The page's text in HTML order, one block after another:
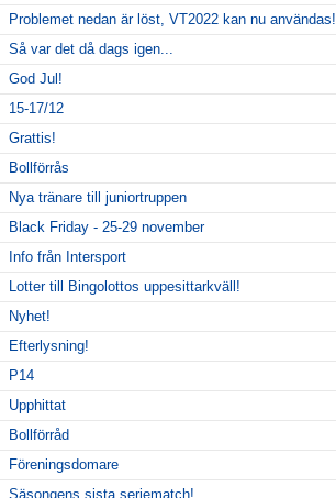
Problemet nedan är löst, VT2022 kan nu användas!
Så var det då dags igen...
God Jul!
15-17/12
Grattis!
Bollförrås
Nya tränare till juniortruppen
Black Friday - 25-29 november
Info från Intersport
Lotter till Bingolottos uppesittarkväll!
Nyhet!
Efterlysning!
P14
Upphittat
Bollförråd
Föreningsdomare
Säsongens sista seriematch!